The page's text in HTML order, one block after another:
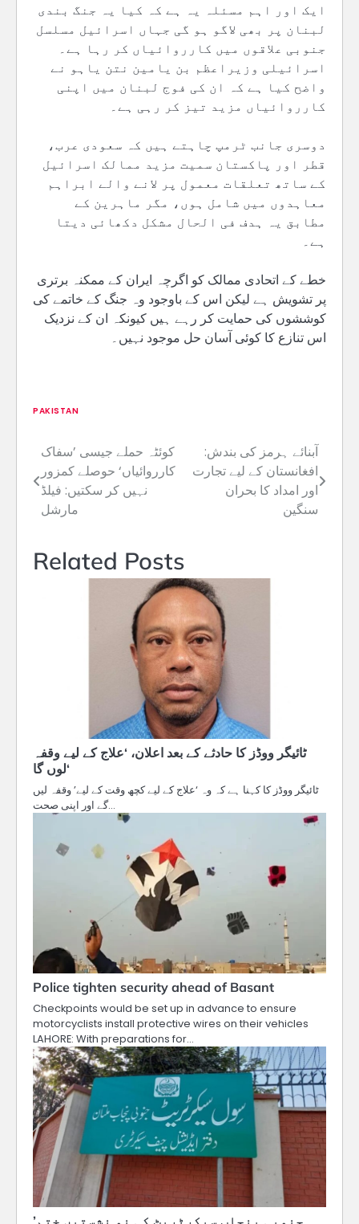
ایک اور اہم مسئلہ یہ ہے کہ کیا یہ جنگ بندی
لبنان پر بھی لاگو ہو گی جہاں اسرائیل مسلسل
جنوبی علاقوں میں کارروائیاں کر رہا ہے۔
اسرائیلی وزیراعظم بن یامین نتن یاہو نے
واضح کیا ہے کہ ان کی فوج لبنان میں اپنی
کارروائیاں مزید تیز کر رہی ہے۔
دوسری جانب ٹرمپ چاہتے ہیں کہ سعودی عرب،
قطر اور پاکستان سمیت مزید ممالک اسرائیل
کے ساتھ تعلقات معمول پر لانے والے ابراہم
معاہدوں میں شامل ہوں، مگر ماہرین کے
مطابق یہ ہدف فی الحال مشکل دکھائی دیتا
ہے۔
خطے کے اتحادی ممالک کو اگرچہ ایران کے ممکنہ برتری
پر تشویش ہے لیکن اس کے باوجود وہ جنگ کے خاتمے کی
کوششوں کی حمایت کر رہے ہیں کیونکہ ان کے نزدیک
اس تنازع کا کوئی آسان حل موجود نہیں۔
PAKISTAN
Post
navigation
کوئٹہ حملے جیسی ’سفاک
کارروائیاں‘ حوصلے کمزور
نہیں کر سکتیں: فیلڈ
مارشل
آبنائے ہرمز کی بندش:
افغانستان کے لیے تجارت
اور امداد کا بحران
سنگین
Related Posts
ٹائیگر ووڈز کا حادثے کے بعد اعلان، ‘علاج کے لیے وقفہ
لوں گا‘
ٹائیگر ووڈز کا کہنا ہے کہ وہ ‘علاج کے لیے کچھ وقت کے لیے’ وقفہ لیں
گے اور اپنی صحت…
Police tighten security ahead of Basant
Checkpoints would be set up in advance to ensure
motorcyclists install protective wires on their vehicles
LAHORE: With preparations for…
’جنوبی پنجاب سیکرٹریٹ کی نو نشستیں ختم